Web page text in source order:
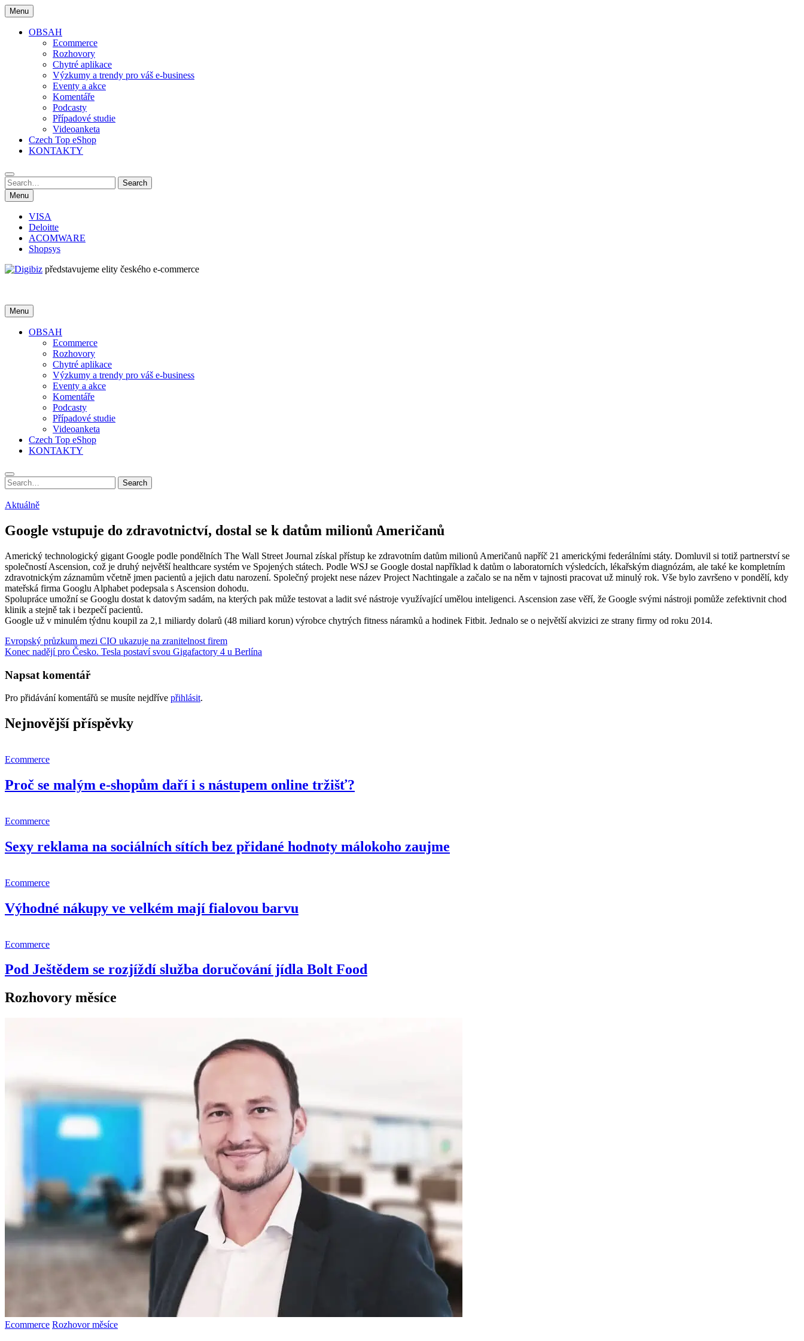
Skip
to
content
Menu
OBSAH
Ecommerce
Rozhovory
Chytré aplikace
Výzkumy a trendy pro váš e-business
Eventy a akce
Komentáře
Podcasty
Případové studie
Videoanketa
Czech Top eShop
KONTAKTY
Search
for:
Search
Menu
VISA
Deloitte
ACOMWARE
Shopsys
představujeme elity českého e-commerce
Menu
OBSAH
Ecommerce
Rozhovory
Chytré aplikace
Výzkumy a trendy pro váš e-business
Eventy a akce
Komentáře
Podcasty
Případové studie
Videoanketa
Czech Top eShop
KONTAKTY
Search
for:
Search
Aktuálně
Google vstupuje do zdravotnictví, dostal se k datům milionů Američanů
Americký technologický gigant Google podle pondělních The Wall Street Journal získal přístup ke zdravotním datům milionů Američanů napříč 21 americkými federálními státy. Domluvil si totiž partnerství se
společností Ascension, což je druhý největší healthcare systém ve Spojených státech. Podle WSJ se Google dostal například k datům o laboratorních výsledcích, lékařským diagnózám, ale také ke kompletním
zdravotnickým záznamům včetně jmen pacientů a jejich datu narození. Společný projekt nese název Project Nachtingale a začalo se na něm v tajnosti pracovat už minulý rok. Vše bylo završeno v pondělí, kdy
mateřská firma Googlu Alphabet podepsala s Ascension dohodu.
Spolupráce umožní se Googlu dostat k datovým sadám, na kterých pak může testovat a ladit své nástroje využívající umělou inteligenci. Ascension zase věří, že Google svými nástroji pomůže zefektivnit chod
klinik a stejně tak i bezpečí pacientů.
Google už v minulém týdnu koupil za 2,1 miliardy dolarů (48 miliard korun) výrobce chytrých fitness náramků a hodinek Fitbit. Jednalo se o největší akvizici ze strany firmy od roku 2014.
Navigace
pro
příspěvek
Evropský průzkum mezi CIO ukazuje na zranitelnost firem
Konec nadějí pro Česko. Tesla postaví svou Gigafactory 4 u Berlína
Napsat komentář
Pro přidávání komentářů se musíte nejdříve přihlásit.
Nejnovější příspěvky
Ecommerce
Proč se malým e-shopům daří i s nástupem online tržišť?
Ecommerce
Sexy reklama na sociálních sítích bez přidané hodnoty málokoho zaujme
Ecommerce
Výhodné nákupy ve velkém mají fialovou barvu
Ecommerce
Pod Ještědem se rozjíždí služba doručování jídla Bolt Food
Rozhovory měsíce
Ecommerce Rozhovor měsíce